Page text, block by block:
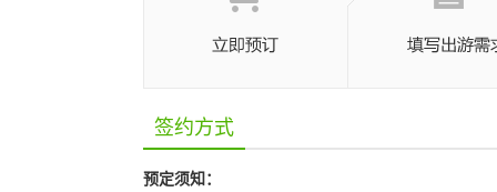
签约方式
预定须知：